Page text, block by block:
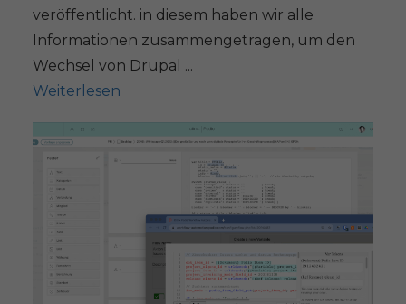
veröffentlicht. in diesem haben wir alle
Informationen zusammengetragen, um den
Wechsel von Drupal ...
Weiterlesen